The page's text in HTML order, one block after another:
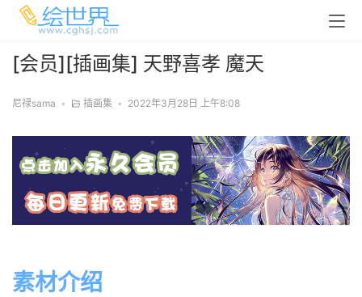
[会员][插画集] 天野喜孝 魔天
尼禄sama • 插画集 • 2022年3月28日 上午8:08
素材介绍